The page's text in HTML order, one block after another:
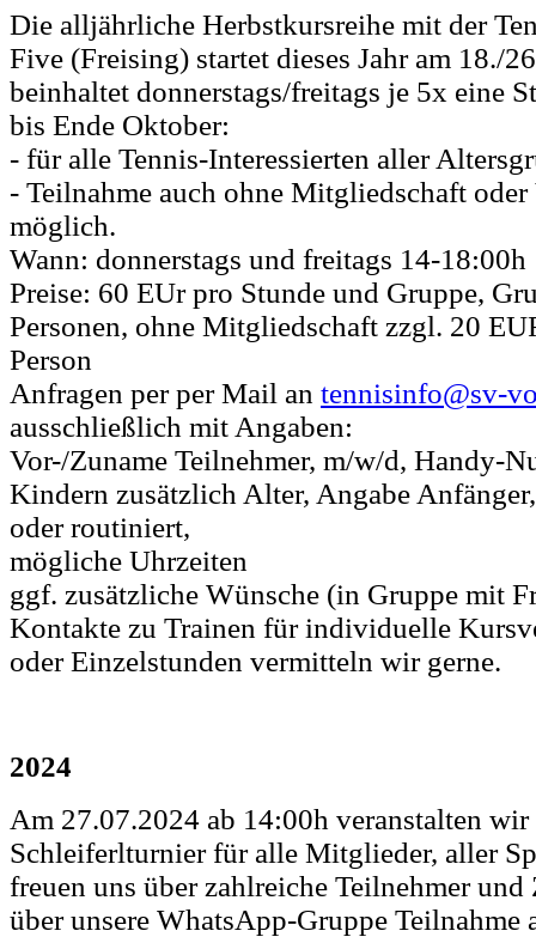
Die alljährliche Herbstkursreihe mit der
Five (Freising) startet dieses Jahr am 18./
beinhaltet donnerstags/freitags je 5x eine
bis Ende Oktober:
- für alle Tennis-Interessierten aller
- Teilnahme auch ohne Mitgliedschaft
möglich.
Wann: donnerstags und freitags 14-18:00h
Preise: 60 EUr pro Stunde und Gruppe,
Personen, ohne Mitgliedschaft zzgl. 20
Person
Anfragen per per Mail an tennisinfo@sv-
ausschließlich mit Angaben:
Vor-/Zuname Teilnehmer, m/w/d, Handy-
Kindern zusätzlich Alter, Angabe
oder routiniert,
mögliche Uhrzeiten
ggf. zusätzliche Wünsche (in Gruppe mit
Kontakte zu Trainen für individuelle
oder Einzelstunden vermitteln wir gerne.
2024
Am 27.07.2024 ab 14:00h veranstalten wir
Schleiferlturnier für alle Mitglieder, aller
freuen uns über zahlreiche Teilnehmer und
über unsere WhatsApp-Gruppe Teilnahme